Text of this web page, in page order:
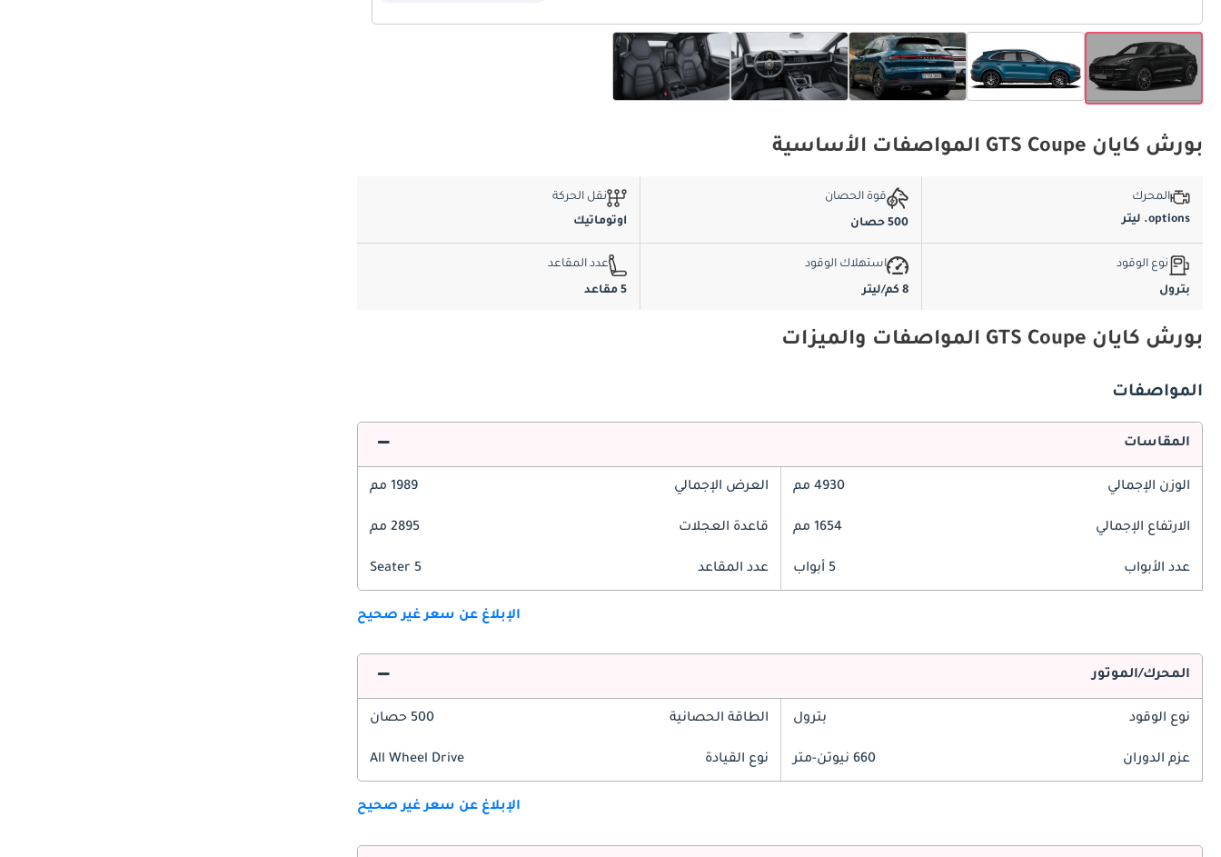
بورش كايان GTS Coupe المواصفات الأساسية
المحرك
options. ليتر
قوة الحصان
500 حصان
نقل الحركة
اوتوماتيك
نوع الوقود
بترول
استهلاك الوقود
8 كم/ليتر
عدد المقاعد
5 مقاعد
بورش كايان GTS Coupe المواصفات والميزات
المواصفات
المقاسات
الوزن الإجمالي 4930 مم العرض الإجمالي 1989 مم
الارتفاع الإجمالي 1654 مم قاعدة العجلات 2895 مم
عدد الأبواب 5 أبواب عدد المقاعد 5 Seater
الإبلاغ عن سعر غير صحيح
المحرك/الموتور
نوع الوقود بترول الطاقة الحصانية 500 حصان
عزم الدوران 660 نيوتن-متر نوع القيادة All Wheel Drive
الإبلاغ عن سعر غير صحيح